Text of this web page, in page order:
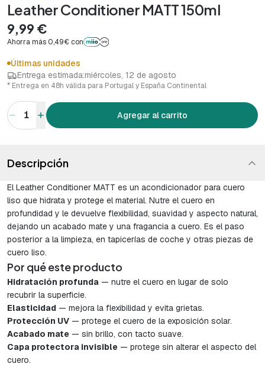
Leather Conditioner MATT 150ml
9,99 €
Ahorra más 0,49€ con
Últimas unidades
Entrega estimada:miércoles, 12 de agosto
* Entrega en 48h válida para Portugal y España Continental
1 Agregar al carrito
Descripción
El Leather Conditioner MATT es un acondicionador para cuero
liso que hidrata y protege el material. Nutre el cuero en
profundidad y le devuelve flexibilidad, suavidad y aspecto natural,
dejando un acabado mate y una fragancia a cuero. Es el paso
posterior a la limpieza, en tapicerías de coche y otras piezas de
cuero liso.
Por qué este producto
Hidratación profunda — nutre el cuero en lugar de solo
recubrir la superficie.
Elasticidad — mejora la flexibilidad y evita grietas.
Protección UV — protege el cuero de la exposición solar.
Acabado mate — sin brillo, con tacto suave.
Capa protectora invisible — protege sin alterar el aspecto del
cuero.